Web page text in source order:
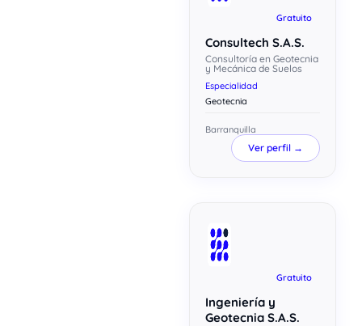
Gratuito
Consultech S.A.S.
Consultoría en Geotecnia
y Mecánica de Suelos
Especialidad
Geotecnia
Barranquilla
Ver perfil →
Gratuito
Ingeniería y
Geotecnia S.A.S.